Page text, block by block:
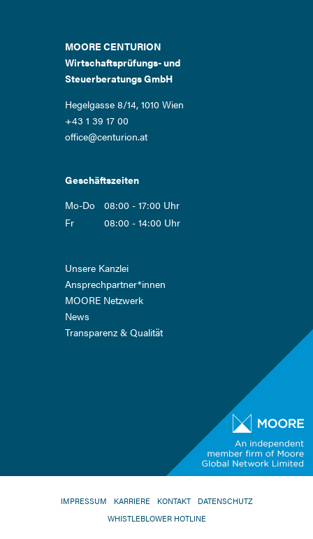
MOORE CENTURION
Wirtschaftsprüfungs- und
Steuerberatungs GmbH
Hegelgasse 8/14, 1010 Wien
+43 1 39 17 00
office@centurion.at
Geschäftszeiten
Mo-Do
08:00 - 17:00 Uhr
Fr
08:00 - 14:00 Uhr
Navigation
überspringen
Unsere Kanzlei
Ansprech­partner*innen
MOORE Netzwerk
News
Transparenz & Qualität
NAVIGATION
ÜBERSPRINGEN
IMPRESSUM KARRIERE KONTAKT
DATENSCHUTZ
WHISTLEBLOWER HOTLINE